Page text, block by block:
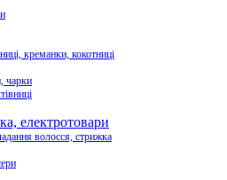
креманки, кокотниці
чарки
електротовари
волосся, стрижка